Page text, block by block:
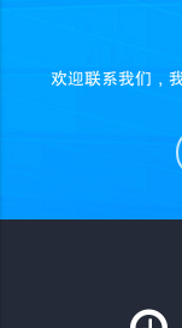
欢迎联系我们，